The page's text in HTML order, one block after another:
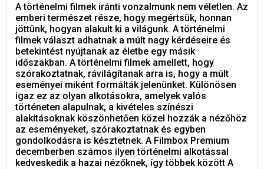
A történelmi filmek iránti vonzalmunk nem véletlen. Az
emberi természet része, hogy megértsük, honnan
jöttünk, hogyan alakult ki a világunk. A történelmi
filmek választ adhatnak a múlt nagy kérdéseire és
betekintést nyújtanak az életbe egy másik
időszakban. A történelmi filmek amellett, hogy
szórakoztatnak, rávilágítanak arra is, hogy a múlt
eseményei miként formálták jelenünket. Különösen
igaz ez az olyan alkotásokra, amelyek valós
történeten alapulnak, a kivételes színészi
alakításoknak köszönhetően közel hozzák a nézőhöz
az eseményeket, szórakoztatnak és egyben
gondolkodásra is késztetnek. A Filmbox Premium
decemberben számos ilyen történelmi alkotással
kedveskedik a hazai nézőknek, így többek között A